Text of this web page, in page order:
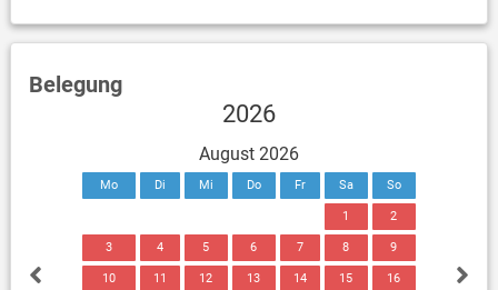
Belegung
2026
August 2026
Mo Di Mi Do Fr Sa So
1 2
3 4 5 6 7 8 9
10 11 12 13 14 15 16